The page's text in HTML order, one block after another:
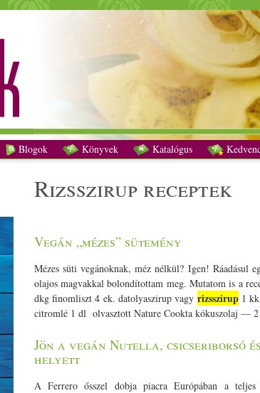
rizsszirup receptek - Vegetáriánus receptek
Blogok Könyvek Katalógus
rizsszirup receptek
Vegán „mézes” sütemény
Mézes süti vegánoknak, méz nélkül? Igen! Ráadásul
olajos magvakkal bolondítottam meg. Mutatom is a
dkg finomliszt 4 ek. datolyaszirup vagy rizsszirup1
citromlé 1 dl olvasztott Nature Cookta kókuszolaj —
Jön a vegán Nutella, csicseriborsó és
helyett
A Ferrero ősszel dobja piacra Európában a